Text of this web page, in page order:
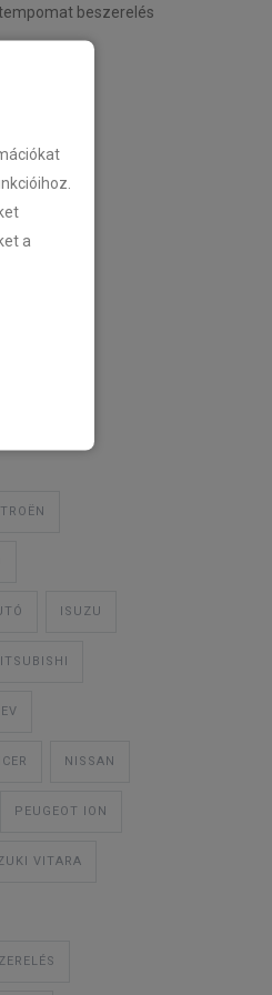
a
beszerelés
ISUZU
NISSAN
PEUGEOT ION
VITARA